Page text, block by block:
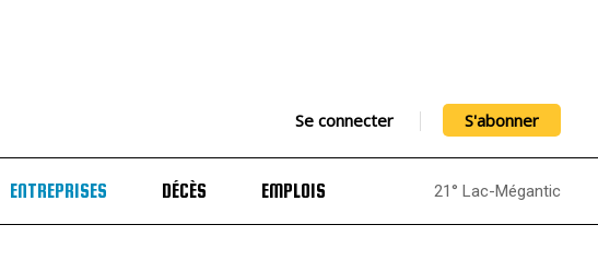
Se connecter S'abonner
ENTREPRISES DÉCÈS EMPLOIS 21° Lac-Mégantic